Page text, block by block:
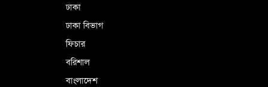
ঢাকা
ঢাকা বিভাগ
ফিচার
বরিশাল
বাংলাদেশ